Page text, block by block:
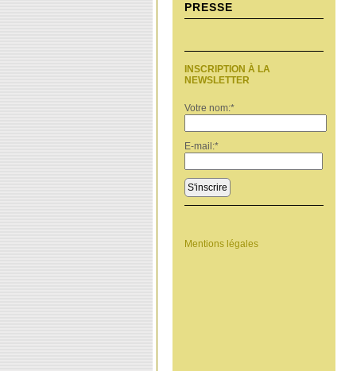
PRESSE
INSCRIPTION À LA
NEWSLETTER
Votre nom:*
E-mail:*
S'inscrire
Mentions légales